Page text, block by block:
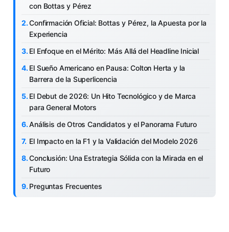
con Bottas y Pérez
Confirmación Oficial: Bottas y Pérez, la Apuesta por la
Experiencia
El Enfoque en el Mérito: Más Allá del Headline Inicial
El Sueño Americano en Pausa: Colton Herta y la
Barrera de la Superlicencia
El Debut de 2026: Un Hito Tecnológico y de Marca
para General Motors
Análisis de Otros Candidatos y el Panorama Futuro
El Impacto en la F1 y la Validación del Modelo 2026
Conclusión: Una Estrategia Sólida con la Mirada en el
Futuro
Preguntas Frecuentes